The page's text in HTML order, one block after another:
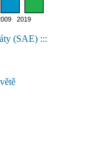
2019
(SAE) :::